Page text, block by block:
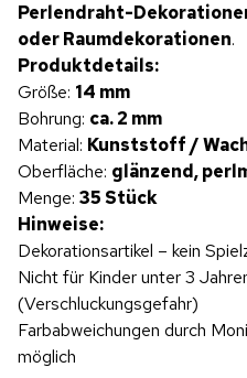
Perlendraht-
oder Raumdekorationen.
Produktdetails:
Größe: 14 mm
Bohrung: ca. 2 mm
Material: Kunststoff /
Oberfläche: glänzend,
Menge: 35 Stück
Hinweise:
Dekorationsartikel – kein
Nicht für Kinder unter 3
(Verschluckungsgefahr)
Farbabweichungen durch
möglich